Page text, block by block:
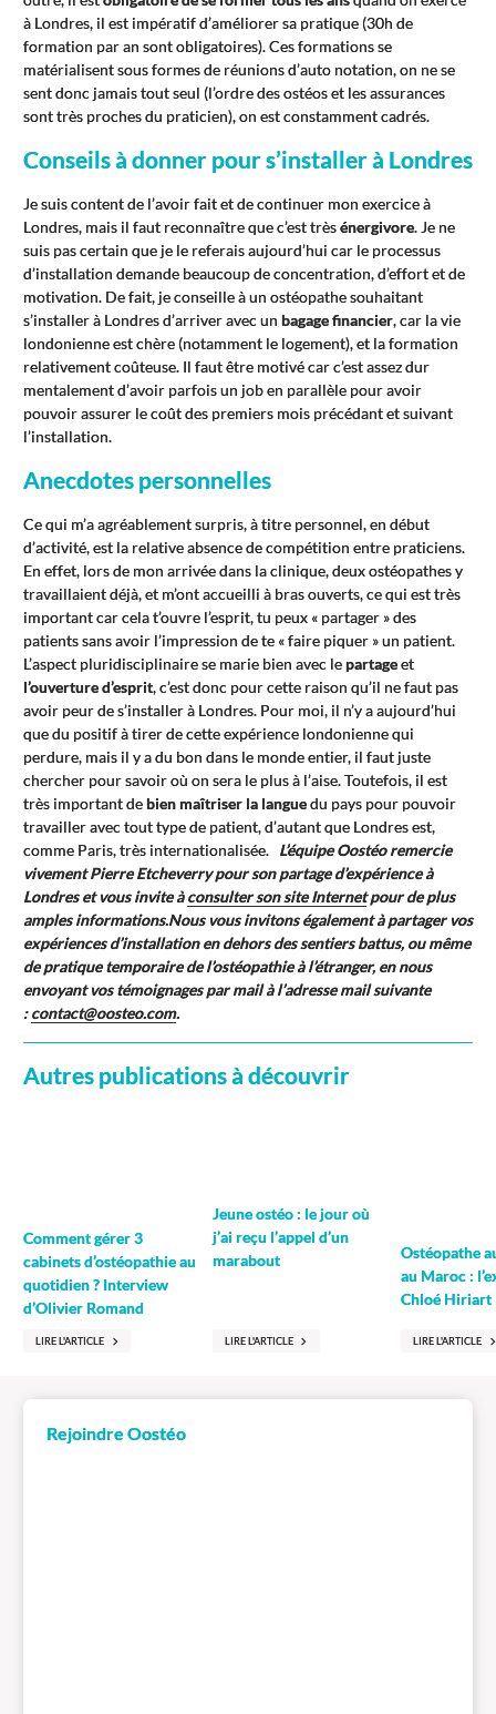
à Londres, il est impératif d’améliorer sa pratique (30h de
formation par an sont obligatoires). Ces formations se
matérialisent sous formes de réunions d’auto notation, on ne se
sent donc jamais tout seul (l’ordre des ostéos et les assurances
sont très proches du praticien), on est constamment cadrés.
Conseils à donner pour s’installer à Londres
Je suis content de l’avoir fait et de continuer mon exercice à
Londres, mais il faut reconnaître que c’est trèsénergivore. Je ne
suis pas certain que je le referais aujourd’hui car le processus
d’installation demande beaucoup de concentration, d’effort et de
motivation. De fait, je conseille à un ostéopathe souhaitant
s’installer à Londres d’arriver avec un bagage financier, car la vie
londonienne est chère (notamment le logement), et la formation
relativement coûteuse. Il faut être motivé car c’est assez dur
mentalement d’avoir parfois un job en parallèle pour avoir
pouvoir assurer le coût des premiers mois précédant et suivant
l’installation.
Anecdotes personnelles
Ce qui m’a agréablement surpris, à titre personnel, en début
d’activité, est la relative absence de compétition entre praticiens.
En effet, lors de mon arrivée dans la clinique, deux ostéopathes y
travaillaient déjà, et m’ont accueilli à bras ouverts, ce qui est très
important car cela t’ouvre l’esprit, tu peux « partager » des
patients sans avoir l’impression de te « faire piquer » un patient.
L’aspect pluridisciplinaire se marie bien avec lepartageet
l’ouverture d’esprit, c’est donc pour cette raison qu’il ne faut pas
avoir peur de s’installer à Londres. Pour moi, il n’y a aujourd’hui
que du positif à tirer de cette expérience londonienne qui
perdure, mais il y a du bon dans le monde entier, il faut juste
chercher pour savoir où on sera le plus à l’aise. Toutefois, il est
très important debien maîtriser la languedu pays pour pouvoir
travailler avec tout type de patient, d’autant que Londres est,
comme Paris, très internationalisée. L’équipe Oostéo remercie
vivement Pierre Etcheverry pour son partage d’expérience à
Londres et vous invite àconsulter son site Internetpour de plus
amples informations.Nous vous invitons également à partager vos
expériences d’installation en dehors des sentiers battus, ou même
de pratique temporaire de l’ostéopathie à l’étranger, en nous
envoyant vos témoignages par mail à l’adresse mail suivante
:contact@oosteo.com.
Autres publications à découvrir
Comment gérer 3
cabinets d’ostéopathie au
quotidien ? Interview
d’Olivier Romand
LIRE L'ARTICLE
Jeune ostéo : le jour où
j’ai reçu l’appel d’un
marabout
LIRE L'ARTICLE
Ostéopathe
au Maroc :
Chloé Hiriart
LIRE L'ARTICLE
Rejoindre Oostéo